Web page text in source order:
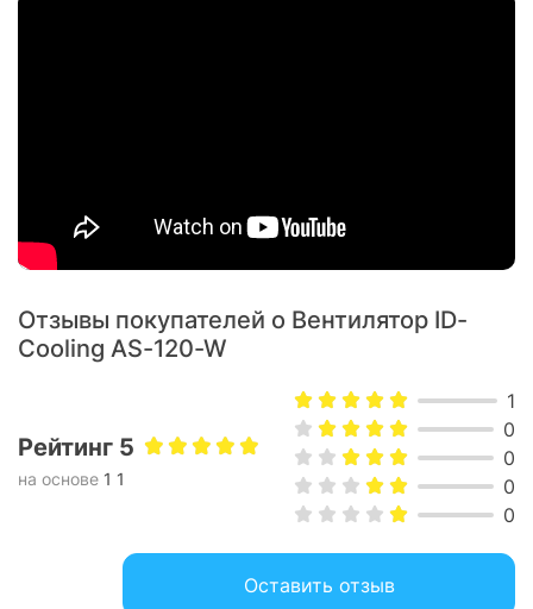
Отзывы покупателей о Вентилятор ID-
Cooling AS-120-W
Рейтинг 5
на основе 1 1
1
0
0
0
0
Оставить отзыв